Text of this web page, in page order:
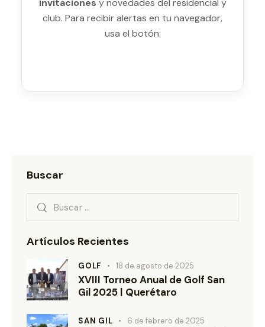
invitaciones y novedades del residencial y
club. Para recibir alertas en tu navegador,
usa el botón:
Buscar
Artículos Recientes
GOLF 18 de agosto de 2025
XVIII Torneo Anual de Golf San
Gil 2025 | Querétaro
SAN GIL 6 de febrero de 2025